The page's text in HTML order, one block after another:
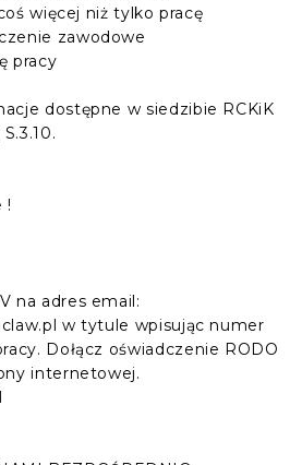
więcej niż tylko pracę
zawodowe
pracy
dostępne w siedzibie RCKiK
!
na adres email:
w tytule wpisując numer
Dołącz oświadczenie RODO
internetowej.